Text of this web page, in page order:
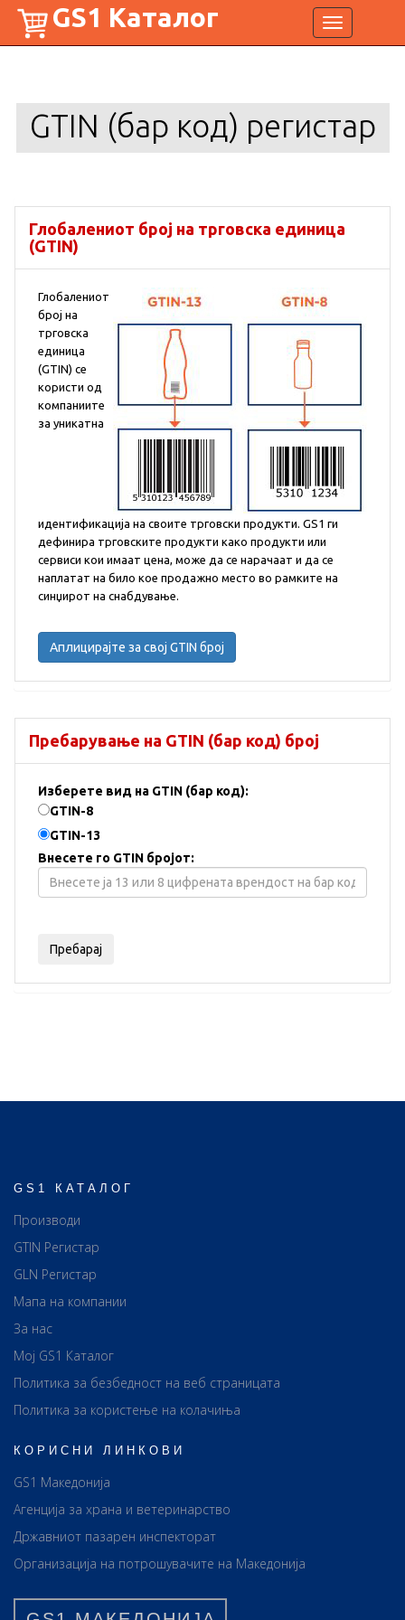
Toggle
navigation
GS1 Каталог
GTIN (бар код) регистар
Глобалениот број на трговска единица
(GTIN)
Глобалениот
број на
трговска
единица
(GTIN) се
користи од
компаниите
за уникатна
идентификација на своите трговски продукти. GS1 ги
дефинира трговските продукти како продукти или
сервиси кои имаат цена, може да се нарачаат и да се
наплатат на било кое продажно место во рамките на
синџирот на снабдување.
Аплицирајте за свој GTIN број
Пребарување на GTIN (бар код) број
Изберете вид на GTIN (бар код):
GTIN-8
GTIN-13
Внесете го GTIN бројот:
GS1 КАТАЛОГ
Производи
GTIN Регистар
GLN Регистар
Мапа на компании
За нас
Мој GS1 Каталог
Политика за безбедност на веб страницата
Политика за користење на колачиња
КОРИСНИ ЛИНКОВИ
GS1 Македонија
Агенција за храна и ветеринарство
Државниот пазарен инспекторат
Организација на потрошувачите на Македонија